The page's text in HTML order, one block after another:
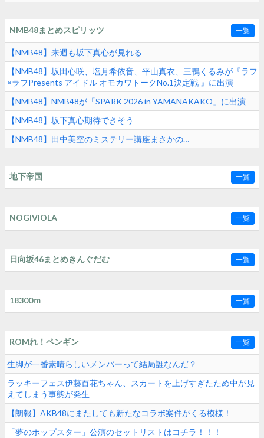
NMB48まとめスピリッツ 一覧
【NMB48】来週も坂下真心が見れる
【NMB48】坂田心咲、塩月希依音、平山真衣、三鴨くるみが『ラフ
×ラフPresents アイドル オモカワトークNo.1決定戦 』に出演
【NMB48】NMB48が「SPARK 2026 in YAMANAKAKO」に出演
【NMB48】坂下真心期待できそう
【NMB48】田中美空のミステリー講座まさかの…
地下帝国 一覧
NOGIVIOLA 一覧
日向坂46まとめきんぐだむ 一覧
18300ｍ 一覧
ROMれ！ペンギン 一覧
生脚が一番素晴らしいメンバーって結局誰なんだ？
ラッキーフェス伊藤百花ちゃん、スカートを上げすぎたため中が見
えてしまう事態が発生
【朗報】AKB48にまたしても新たなコラボ案件がくる模様！
「夢のポップスター」公演のセットリストはコチラ！！！